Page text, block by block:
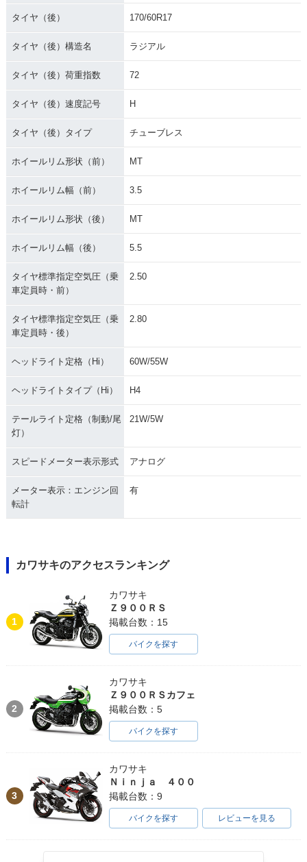
タイヤ（後） 170/60R17
タイヤ（後）構造名 ラジアル
タイヤ（後）荷重指数 72
タイヤ（後）速度記号 H
タイヤ（後）タイプ チューブレス
ホイールリム形状（前） MT
ホイールリム幅（前） 3.5
ホイールリム形状（後） MT
ホイールリム幅（後） 5.5
タイヤ標準指定空気圧（乗
車定員時・前）
2.50
タイヤ標準指定空気圧（乗
車定員時・後）
2.80
ヘッドライト定格（Hi） 60W/55W
ヘッドライトタイプ（Hi） H4
テールライト定格（制動/尾
灯）
21W/5W
スピードメーター表示形式 アナログ
メーター表示：エンジン回
転計
有
カワサキのアクセスランキング
1
カワサキ
Ｚ９００ＲＳ
掲載台数：15
バイクを探す
2
カワサキ
Ｚ９００ＲＳカフェ
掲載台数：5
バイクを探す
3
カワサキ
Ｎｉｎｊａ ４００
掲載台数：9
バイクを探す レビューを見る